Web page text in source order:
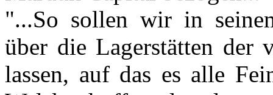
"...So sollen wir in
über die Lagerstätten der
lassen, auf das es alle